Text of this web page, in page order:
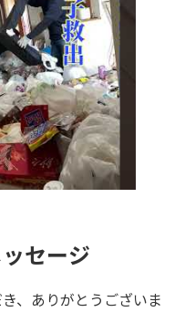
セージ
、ありがとうございま